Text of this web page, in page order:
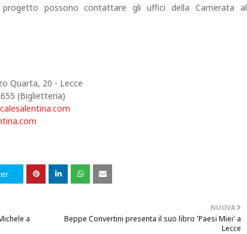
possono contattare gli uffici della Camerata al
Quarta, 20 - Lecce
(Biglietteria)
NUOVA
Beppe Convertini presenta il suo libro 'Paesi Miei' a
Lecce
a